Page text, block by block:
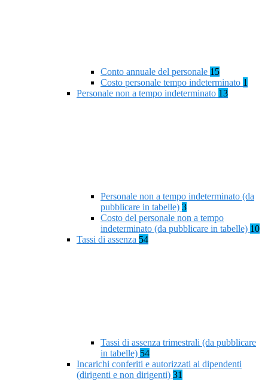
Conto annuale del personale 15
Costo personale tempo indeterminato 1
Personale non a tempo indeterminato 13
Personale non a tempo indeterminato (da
pubblicare in tabelle) 3
Costo del personale non a tempo
indeterminato (da pubblicare in tabelle) 10
Tassi di assenza 54
Tassi di assenza trimestrali (da pubblicare
in tabelle) 54
Incarichi conferiti e autorizzati ai dipendenti
(dirigenti e non dirigenti) 31